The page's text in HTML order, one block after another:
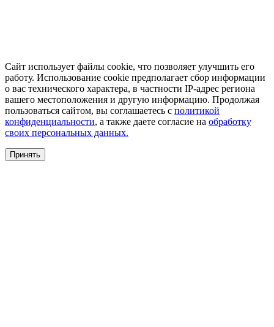
Сайт использует файлы cookie, что позволяет улучшить его
работу. Использование cookie предполагает сбор информации
о вас технического характера, в частности IP-адрес региона
вашего местоположения и другую информацию. Продолжая
пользоваться сайтом, вы соглашаетесь с политикой
конфиденциальности, а также даете согласие на обработку
своих персональных данных.
Принять